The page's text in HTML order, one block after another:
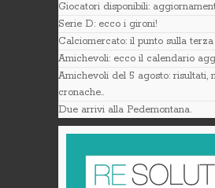
Giocatori disponibili:
Serie D: ecco i gironi!
Calciomercato: il punto sulla
Amichevoli: ecco il calendario
Amichevoli del 5 agosto: risultati,
cronache..
Due arrivi alla Pedemontana.